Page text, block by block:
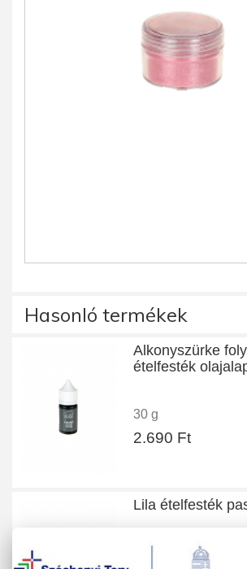
Hasonló termékek
Alkonyszürke
ételfesték
30 g
2.690 Ft
Lila ételfesték